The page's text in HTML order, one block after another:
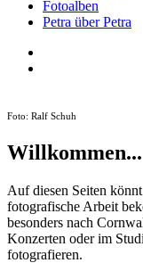
Fotoalben
Petra über Petra
Foto: Ralf Schuh
Willkommen...
Auf diesen Seiten
fotografische Arbeit
besonders nach
Konzerten oder im
fotografieren.